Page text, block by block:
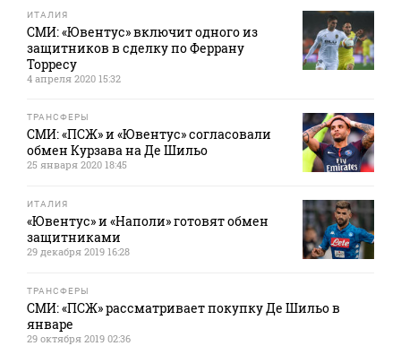
ИТАЛИЯ
СМИ: «Ювентус» включит одного из
защитников в сделку по Феррану
Торресу
4 апреля 2020 15:32
ТРАНСФЕРЫ
СМИ: «ПСЖ» и «Ювентус» согласовали
обмен Курзава на Де Шильо
25 января 2020 18:45
ИТАЛИЯ
«Ювентус» и «Наполи» готовят обмен
защитниками
29 декабря 2019 16:28
ТРАНСФЕРЫ
СМИ: «ПСЖ» рассматривает покупку Де Шильо в
январе
29 октября 2019 02:36